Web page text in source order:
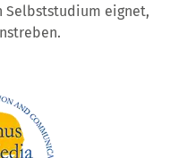
Selbststudium eignet,